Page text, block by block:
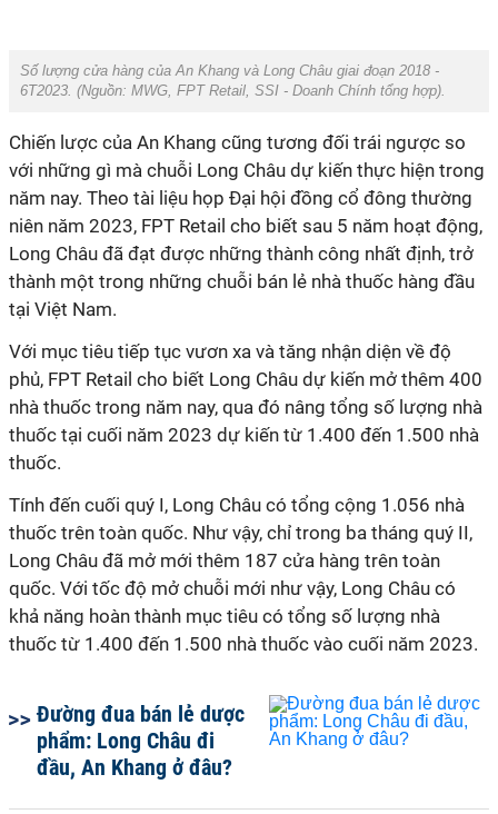
Số lượng cửa hàng của An Khang và Long Châu giai đoạn 2018 -
6T2023. (Nguồn: MWG, FPT Retail, SSI - Doanh Chính tổng hợp).
Chiến lược của An Khang cũng tương đối trái ngược so
với những gì mà chuỗi Long Châu dự kiến thực hiện trong
năm nay. Theo tài liệu họp Đại hội đồng cổ đông thường
niên năm 2023, FPT Retail cho biết sau 5 năm hoạt động,
Long Châu đã đạt được những thành công nhất định, trở
thành một trong những chuỗi bán lẻ nhà thuốc hàng đầu
tại Việt Nam.
Với mục tiêu tiếp tục vươn xa và tăng nhận diện về độ
phủ, FPT Retail cho biết Long Châu dự kiến mở thêm 400
nhà thuốc trong năm nay, qua đó nâng tổng số lượng nhà
thuốc tại cuối năm 2023 dự kiến từ 1.400 đến 1.500 nhà
thuốc.
Tính đến cuối quý I, Long Châu có tổng cộng 1.056 nhà
thuốc trên toàn quốc. Như vậy, chỉ trong ba tháng quý II,
Long Châu đã mở mới thêm 187 cửa hàng trên toàn
quốc. Với tốc độ mở chuỗi mới như vậy, Long Châu có
khả năng hoàn thành mục tiêu có tổng số lượng nhà
thuốc từ 1.400 đến 1.500 nhà thuốc vào cuối năm 2023.
Đường đua bán lẻ dược
phẩm: Long Châu đi
đầu, An Khang ở đâu?